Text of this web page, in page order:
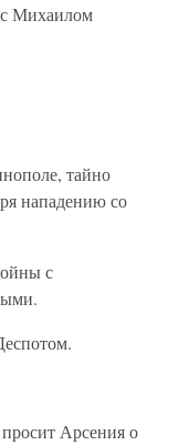
Михаилом
тайно
нападению со
с
Арсения о